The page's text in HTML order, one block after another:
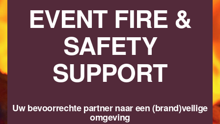
EVENT FIRE &
SAFETY
SUPPORT
Uw bevoorrechte partner naar een (brand)veilige
omgeving